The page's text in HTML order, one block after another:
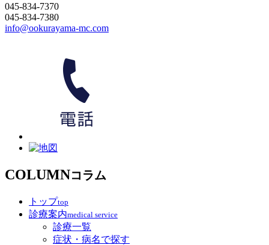
045-834-7370
045-834-7380
info@ookurayama-mc.com
COLUMNコラム
トップtop
診療案内medical service
診療一覧
症状・病名で探す